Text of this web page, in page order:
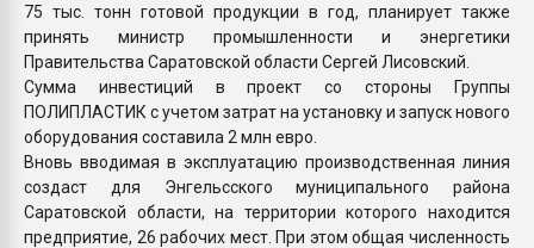
75 тыс. тонн готовой продукции в год, планирует также
принять министр промышленности и энергетики
Правительства Саратовской области Сергей Лисовский.
Сумма инвестиций в проект со стороны Группы
ПОЛИПЛАСТИК с учетом затрат на установку и запуск нового
оборудования составила 2 млн евро.
Вновь вводимая в эксплуатацию производственная линия
создаст для Энгельсского муниципального района
Саратовской области, на территории которого находится
предприятие, 26 рабочих мест. При этом общая численность